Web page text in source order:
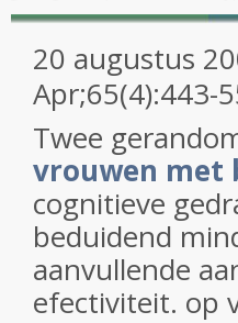
20 augustus
Apr;65(4):443-
Twee
vrouwen met
cognitieve
beduidend
aanvullende
efectiviteit. op